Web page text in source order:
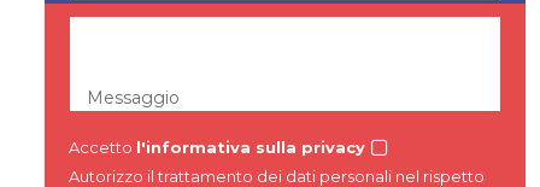
Messaggio
Accetto l'informativa sulla privacy
Autorizzo il trattamento dei dati personali nel rispetto